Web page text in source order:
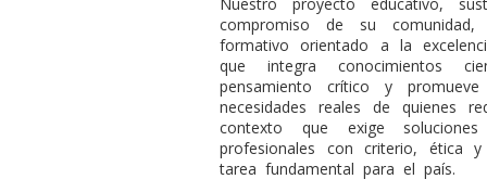
compromiso de su
formativo orientado a la
que integra conocimientos
pensamiento crítico y
necesidades reales de quienes
contexto que exige
profesionales con criterio, ética
tarea fundamental para el país.